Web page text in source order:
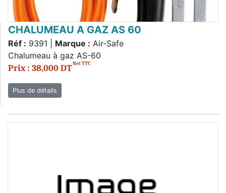
CHALUMEAU A GAZ AS 60
Réf : 9391 | Marque : Air-Safe
Chalumeau à gaz AS-60
Prix : 38,000 DTNet TTC
Plus de détails